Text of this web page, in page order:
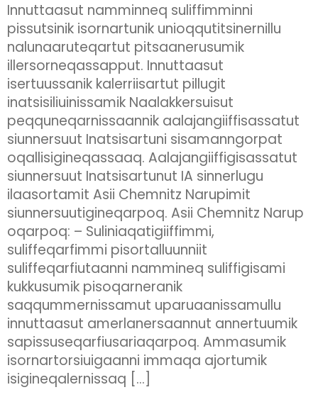
Innuttaasut namminneq suliffimminni
pissutsinik isornartunik unioqqutitsinernillu
nalunaaruteqartut pitsaanerusumik
illersorneqassapput. Innuttaasut
isertuussanik kalerriisartut pillugit
inatsisiliuinissamik Naalakkersuisut
peqquneqarnissaannik aalajangiiffisassatut
siunnersuut Inatsisartuni sisamanngorpat
oqallisigineqassaaq. Aalajangiiffigisassatut
siunnersuut Inatsisartunut IA sinnerlugu
ilaasortamit Asii Chemnitz Narupimit
siunnersuutigineqarpoq. Asii Chemnitz Narup
oqarpoq: – Suliniaqatigiiffimmi,
suliffeqarfimmi pisortalluunniit
suliffeqarfiutaanni nammineq suliffigisami
kukkusumik pisoqarneranik
saqqummernissamut uparuaanissamullu
innuttaasut amerlanersaannut annertuumik
sapissuseqarfiusariaqarpoq. Ammasumik
isornartorsiuigaanni immaqa ajortumik
isigineqalernissaq […]